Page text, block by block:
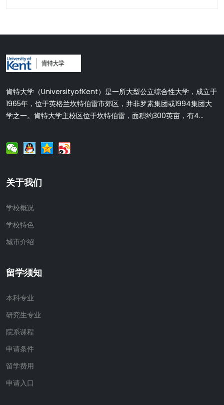
肯特大学（UniversityofKent）是一所大型公立综合性大学，成立于
1965年，位于英格兰坎特伯雷市郊区，并非罗素集团或1994集团大
学之一。肯特大学主校区位于坎特伯雷，面积约300英亩，有4...
关于我们
学校概况
学校特色
城市介绍
留学须知
本科专业
研究生专业
院系课程
申请条件
留学费用
申请入口